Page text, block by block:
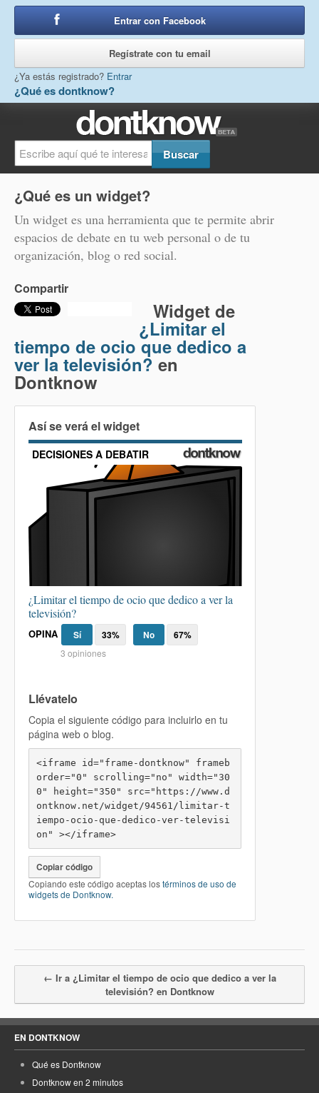
¿Qué es dontknow?
Entrar con Facebook
Regístrate con tu email
¿Ya estás registrado? Entrar
¿Qué es un widget?
Un widget es una herramienta que te permite abrir
espacios de debate en tu web personal o de tu
organización, blog o red social.
Compartir
Widget de
¿Limitar el
tiempo de ocio que dedico a
ver la televisión? en
Dontknow
Así se verá el widget
Llévatelo
Copia el siguiente código para incluirlo en tu
página web o blog.
<iframe id="frame-dontknow" frameb
order="0" scrolling="no" width="30
0" height="350" src="https://www.d
ontknow.net/widget/94561/limitar-t
iempo-ocio-que-dedico-ver-televisi
on" ></iframe>
Copiar código
Copiando este código aceptas lostérminos de uso de
widgets de Dontknow.
← Ir a ¿Limitar el tiempo de ocio que dedico a ver la
televisión? en Dontknow
EN DONTKNOW
Qué es Dontknow
Dontknow en 2 minutos